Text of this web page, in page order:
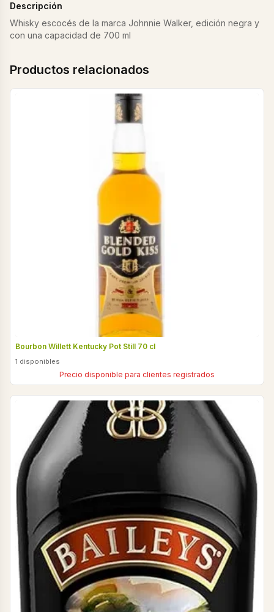
Descripción
Whisky escocés de la marca Johnnie Walker, edición negra y
con una capacidad de 700 ml
Productos relacionados
Bourbon Willett Kentucky Pot Still 70 cl
1 disponibles
Precio disponible para clientes registrados